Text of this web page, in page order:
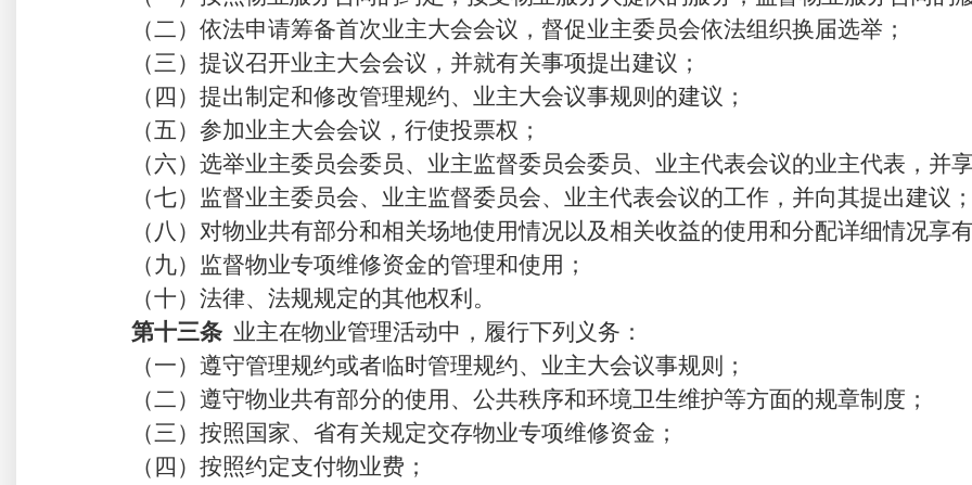
（二） 依法申请筹备首次业主大会会议 ， 督促业主委员会依法组织换届选举；
（三）提议召开业主大会会议，并就有关事项提出建议；
（四）提出制定和修改管理规约、业主大会议事规则的建议；
（五）参加业主大会会议，行使投票权；
（六）选举业主委员会委员、业主监督委员会委员、业主代表会议的业主代表 ，并
（七）监督业主委员会、业主监督委员会、业主代表会议的工作，并向其提出建议
（八）对物业共有部分和相关场地使用情况以及相关收益的使用和分配详细情况享
（ 九）监督物业专项维修资金的管理和使用；
（十）法律、法规规定的其他权利。
第十三条 业主在物业管理活动中，履行下列义务 ：
（一）遵守管理规约或者临时管理规约、业主大会议事规则 ；
（二） 遵守物业共有部分的使用、公共秩序和环境卫生维护等方面的规章制度 ；
（三 ） 按照 国家、省有关规定交存物业专项维修资金；
（ 四 ） 按照约定支付物业费；